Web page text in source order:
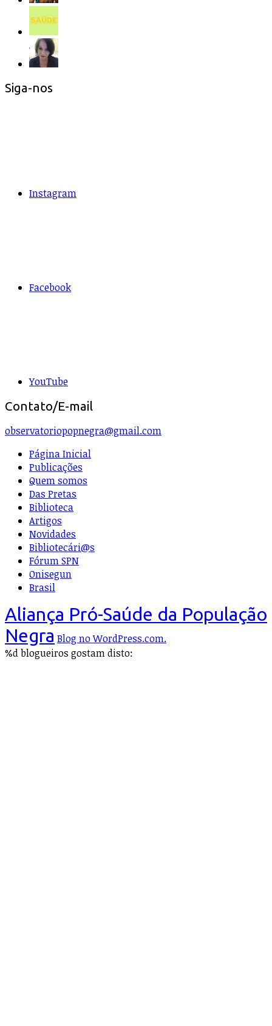
Siga-nos
Instagram
Facebook
YouTube
Contato/E-mail
observatoriopopnegra@gmail.com
Página Inicial
Publicações
Quem somos
Das Pretas
Biblioteca
Artigos
Novidades
Bibliotecári@s
Fórum SPN
Onisegun
Brasil
Aliança Pró-Saúde da População
Negra Blog no WordPress.com.
%dblogueiros gostam disto: